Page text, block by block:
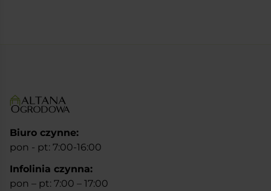
Biuro czynne:
pon - pt: 7:00-16:00
Infolinia czynna:
pon – pt: 7:00 – 17:00